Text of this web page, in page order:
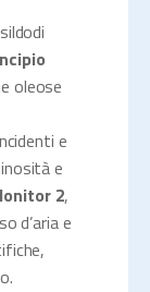
oleose
e
e
2,
d’aria e